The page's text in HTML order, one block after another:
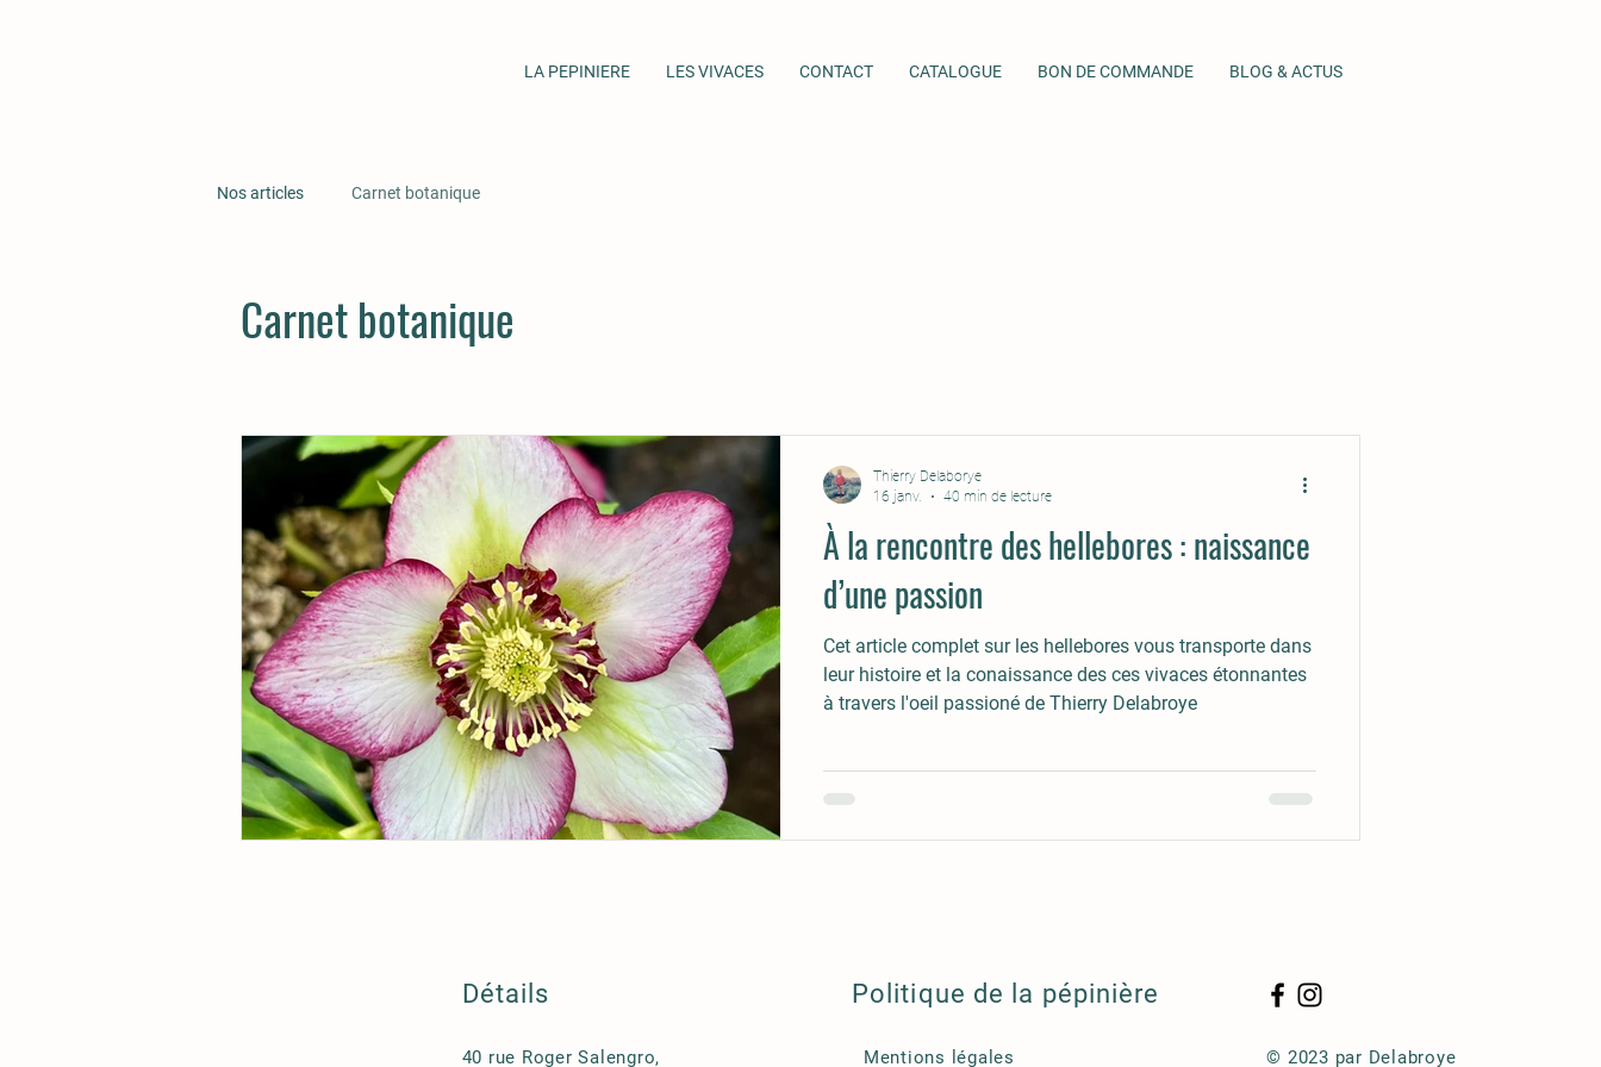
LA PEPINIERE LES VIVACES CONTACT CATALOGUE BON DE COMMANDE BLOG & ACTUS
Nos articles Carnet botanique
Carnet botanique
À la rencontre des hellebores : naissance
d’une passion
Cet article complet sur les hellebores vous transporte dans
leur histoire et la conaissance des ces vivaces étonnantes
à travers l'oeil passioné de Thierry Delabroye
Thierry Delaborye
16 janv.
40 min de lecture
Détails
40 rue Roger Salengro,
Politique de la pépinière
Mentions légales © 2023 par Delabroye